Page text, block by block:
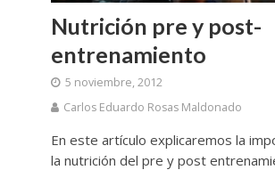
Nutrición pre y post-
entrenamiento
5 noviembre, 2012
Carlos Eduardo Rosas Maldonado
En este artículo explicaremos la
la nutrición del pre y post